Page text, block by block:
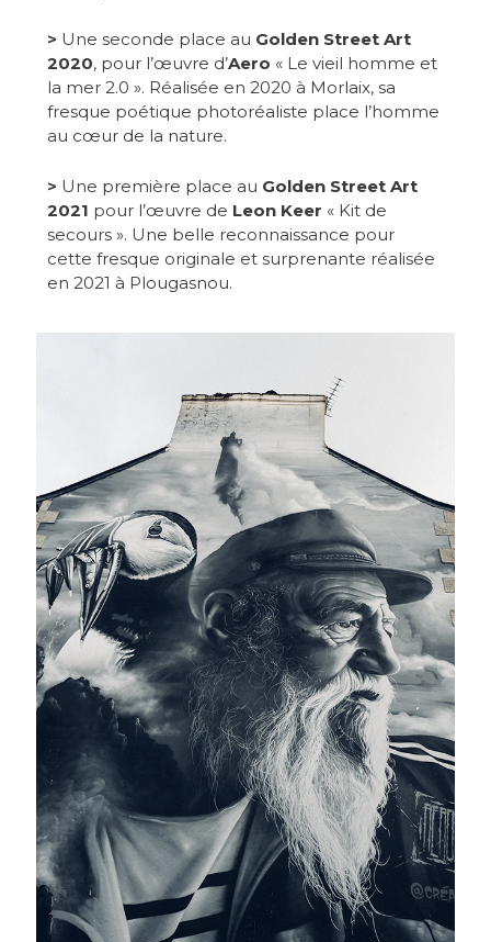
> Une seconde place au Golden Street Art
2020, pour l’œuvre d’Aero « Le vieil homme et
la mer 2.0 ». Réalisée en 2020 à Morlaix, sa
fresque poétique photoréaliste place l’homme
au cœur de la nature.
> Une première place au Golden Street Art
2021 pour l’œuvre de Leon Keer « Kit de
secours ». Une belle reconnaissance pour
cette fresque originale et surprenante réalisée
en 2021 à Plougasnou.